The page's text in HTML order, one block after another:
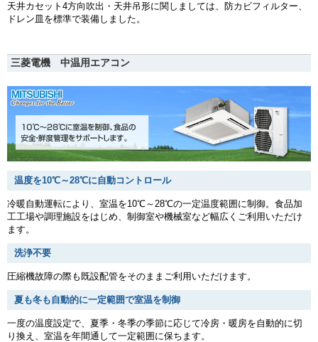
天井カセット4方向吹出・天井吊形に関しましては、防カビフィルター、
ドレン皿を標準で装備しました。
三菱電機 中温用エアコン
温度を10℃～28℃に自動コントロール
冷暖自動運転により、室温を10℃～28℃の一定温度範囲に制御。食品加
工工場や調理施設をはじめ、制御室や機械室など幅広くご利用いただけ
ます。
洗浄不要
圧縮機故障の際も既設配管をそのままご利用いただけます。
夏も冬も自動的に一定範囲で室温を制御
一度の温度設定で、夏季・冬季の季節に応じて冷房・暖房を自動的に切
り換え、室温を年間通して一定範囲に保ちます。